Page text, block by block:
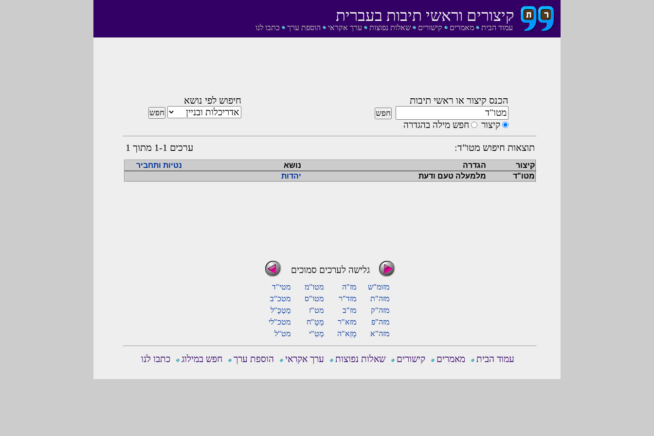
עמוד הבית מאמרים קישורים שאלות נפוצות ערך אקראי הוספת ערך כתבו לנו
קיצורים וראשי תיבות בעברית
הכנס קיצור או ראשי תיבות
קיצור חפש מילה בהגדרה
חיפוש לפי נושא
תוצאות חיפוש מטו"ד: ערכים 1-1 מתוך 1
קיצור הגדרה נושא
נטיות ותחביר
מטו"ד
מלמעלה טעם ודעת יהדות
גלישה לערכים סמוכים
מזומ"ש מז"ה מטו"מ
מטי"ד
מזה"ת
מזד"ר מטו"ס
מטכ"ב
מזה"ק
מז"ב מט"ז
מַטְכָּ"ל
מזה"פ
מזא"ר מָטָ"ח
מטכ"לי
מזה"א
מָזֵא"ה מַטִ"י מט"ל
עמוד הבית מאמרים קישורים שאלות נפוצות ערך אקראי הוספת ערך חפש במילוג כתבו לנו